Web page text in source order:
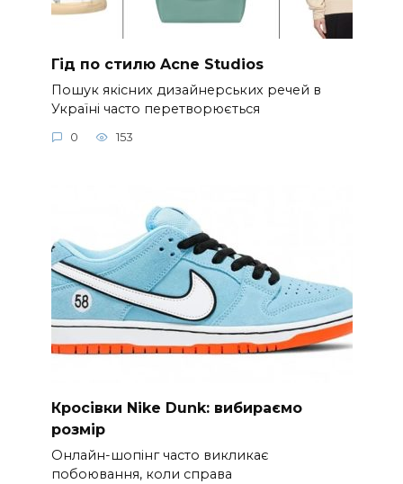
Гід по стилю Acne Studios
Пошук якісних дизайнерських речей в
Україні часто перетворюється
0 153
Кросівки Nike Dunk: вибираємо
розмір
Онлайн-шопінг часто викликає
побоювання, коли справа